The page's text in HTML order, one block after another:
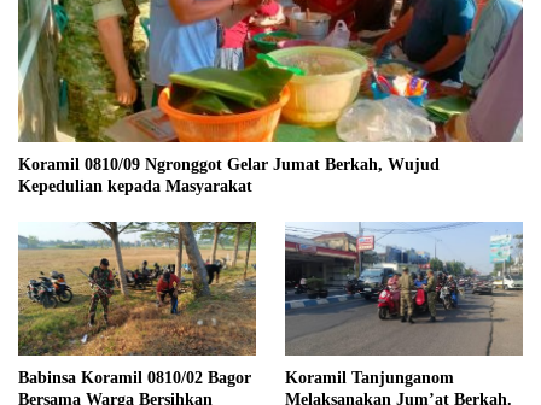
Koramil 0810/09 Ngronggot Gelar Jumat Berkah, Wujud
Kepedulian kepada Masyarakat
Babinsa Koramil 0810/02 Bagor
Bersama Warga Bersihkan
Koramil Tanjunganom
Melaksanakan Jum’at Berkah.